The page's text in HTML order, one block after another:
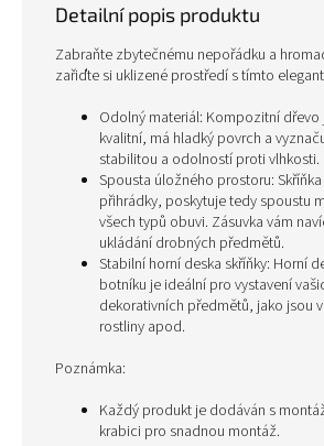
Detailní popis produktu
Zabraňte zbytečnému nepořádku a
zařiďte si uklizené prostředí s tímto
Odolný materiál: Kompozitní
kvalitní, má hladký povrch a
stabilitou a odolností proti vlhkosti.
Spousta úložného prostoru:
přihrádky, poskytuje tedy spoustu
všech typů obuvi. Zásuvka vám
ukládání drobných předmětů.
Stabilní horní deska skříňky: Horní
botníku je ideální pro vystavení
dekorativních předmětů, jako jsou
rostliny apod.
Poznámka:
Každý produkt je dodáván s
krabici pro snadnou montáž.